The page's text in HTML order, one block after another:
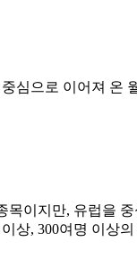
심으로 이어져 온
이지만, 유럽을
상, 300여명 이상